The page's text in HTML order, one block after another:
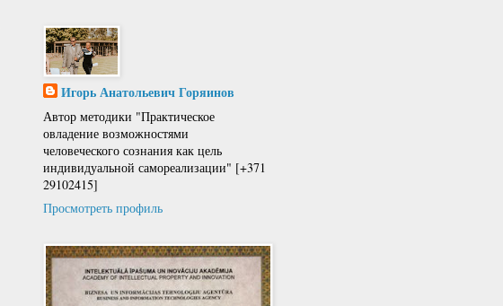
Игорь Анатольевич Горяинов
Автор методики "Практическое
овладение возможностями
человеческого сознания как цель
индивидуальной самореализации" [+371
29102415]
Просмотреть профиль